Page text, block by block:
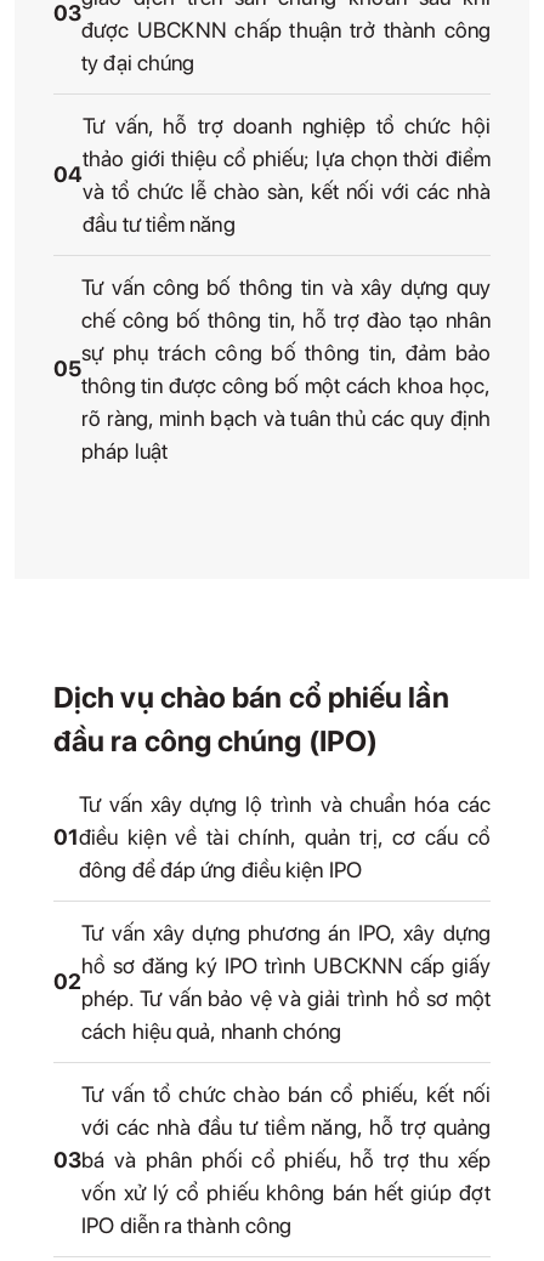
03
được UBCKNN chấp thuận trở thành công
ty đại chúng
04
Tư vấn, hỗ trợ doanh nghiệp tổ chức hội
thảo giới thiệu cổ phiếu; lựa chọn thời điểm
và tổ chức lễ chào sàn, kết nối với các nhà
đầu tư tiềm năng
05
Tư vấn công bố thông tin và xây dựng quy
chế công bố thông tin, hỗ trợ đào tạo nhân
sự phụ trách công bố thông tin, đảm bảo
thông tin được công bố một cách khoa học,
rõ ràng, minh bạch và tuân thủ các quy định
pháp luật
Dịch vụ chào bán cổ phiếu lần
đầu ra công chúng (IPO)
01
Tư vấn xây dựng lộ trình và chuẩn hóa các
điều kiện về tài chính, quản trị, cơ cấu cổ
đông để đáp ứng điều kiện IPO
02
Tư vấn xây dựng phương án IPO, xây dựng
hồ sơ đăng ký IPO trình UBCKNN cấp giấy
phép. Tư vấn bảo vệ và giải trình hồ sơ một
cách hiệu quả, nhanh chóng
03
Tư vấn tổ chức chào bán cổ phiếu, kết nối
với các nhà đầu tư tiềm năng, hỗ trợ quảng
bá và phân phối cổ phiếu, hỗ trợ thu xếp
vốn xử lý cổ phiếu không bán hết giúp đợt
IPO diễn ra thành công